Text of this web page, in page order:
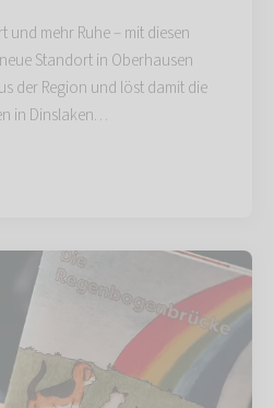
und mehr Ruhe – mit diesen
Standort in Oberhausen
der Region und löst damit die
in Dinslaken…